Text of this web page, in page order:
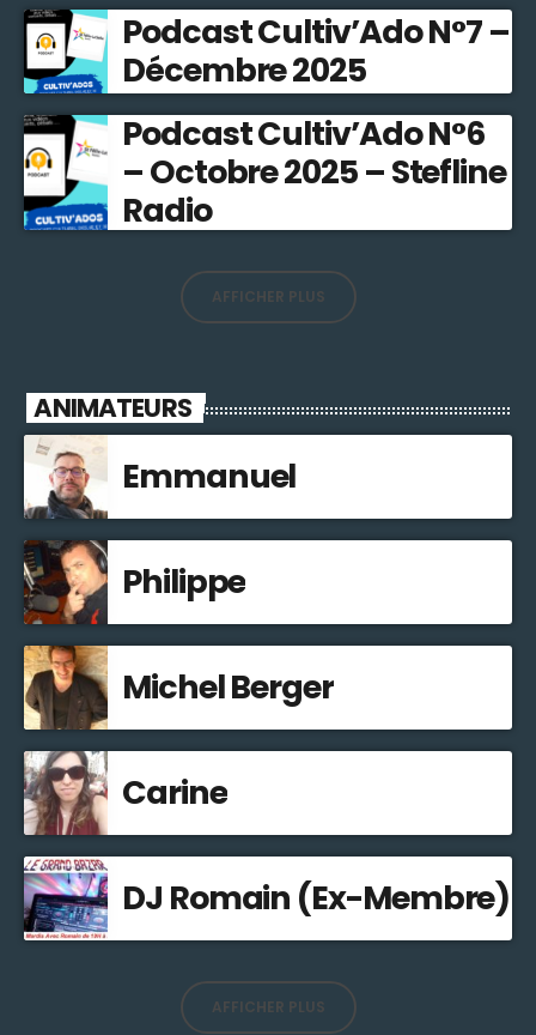
Podcast Cultiv’Ado N°7 –
Décembre 2025
Podcast Cultiv’Ado N°6
– Octobre 2025 – Stefline
Radio
AFFICHER PLUS
ANIMATEURS
Emmanuel
Philippe
Michel Berger
Carine
DJ Romain (Ex-Membre)
AFFICHER PLUS